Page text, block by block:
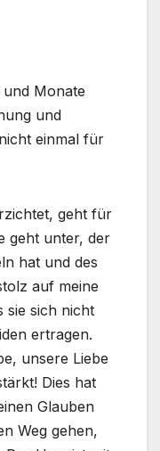
Monate
und
einmal für
geht für
geht unter, der
hat und des
auf meine
sie sich nicht
ertragen.
unsere Liebe
Dies hat
Glauben
Weg gehen,